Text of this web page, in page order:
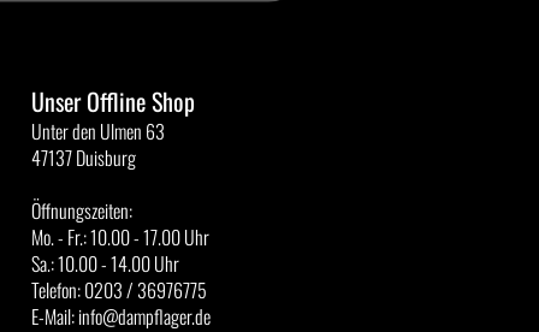
Unser Offline Shop
Unter den Ulmen 63
47137 Duisburg
Öffnungszeiten:
Mo. - Fr.: 10.00 - 17.00 Uhr
Sa.: 10.00 - 14.00 Uhr
Telefon: 0203 / 36976775
E-Mail: info@dampflager.de